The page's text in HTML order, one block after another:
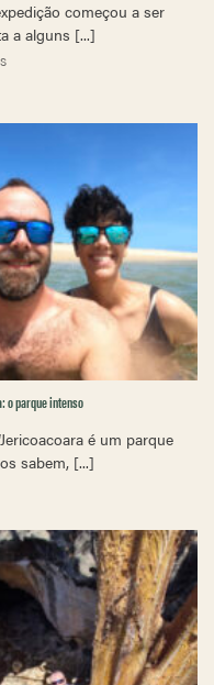
começou a ser
a alguns [...]
o parque intenso
é um parque
sabem, [...]